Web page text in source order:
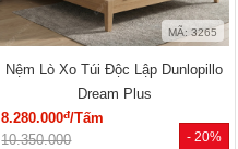
- 20%
MÃ: 3265
Nệm Lò Xo Túi Độc Lập Dunlopillo
Dream Plus
8.280.000đ/Tấm
10.350.000